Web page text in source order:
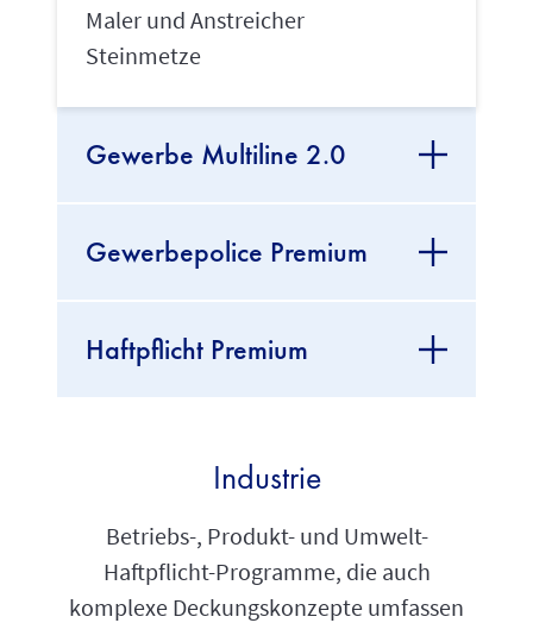
Maler und Anstreicher
Steinmetze
Gewerbe Multiline 2.0
Gewerbepolice Premium
Haftpflicht Premium
Industrie
Betriebs-, Produkt- und Umwelt-
Haftpflicht-Programme, die auch
komplexe Deckungskonzepte umfassen